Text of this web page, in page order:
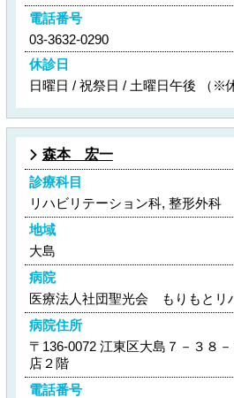
電話番号
03-3632-0290
休診日
日曜日 / 祝祭日 / 土曜日午後 （※
森本 宏一
診療科目
リハビリテーション科, 整形外科
地域
大島
病院
医療法人社団聖光会 もりもとリ
病院住所
〒136-0072 江東区大島７－３８
店２階
電話番号